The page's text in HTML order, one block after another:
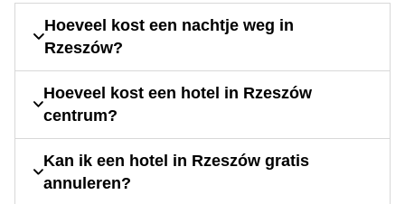
Hoeveel kost een nachtje weg in
Rzeszów?
Hoeveel kost een hotel in Rzeszów
centrum?
Kan ik een hotel in Rzeszów gratis
annuleren?